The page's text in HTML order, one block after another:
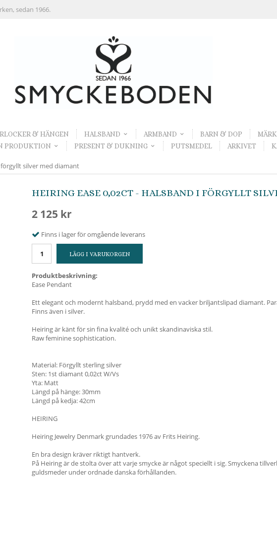
sedan 1966.
& HÄNGEN HALSBAND ARMBAND BARN & DOP
PRODUKTION PRESENT & DUKNING PUTSMEDEL ARKIVET
förgyllt silver med diamant
HEIRING EASE 0,02CT - HALSBAND I FÖRGYLLT
2 125 kr
Finns i lager för omgående leverans
LÄGG I VARUKORGEN
Produktbeskrivning:
Ease Pendant
Ett elegant och modernt halsband, prydd med en vacker briljantslipad diamant.
Finns även i silver.
Heiring är känt för sin fina kvalité och unikt skandinaviska stil.
Raw feminine sophistication.
Material: Förgyllt sterling silver
Sten: 1st diamant 0,02ct W/Vs
Yta: Matt
Längd på hänge: 30mm
Längd på kedja: 42cm
HEIRING
Heiring Jewelry Denmark grundades 1976 av Frits Heiring.
En bra design kräver riktigt hantverk.
På Heiring är de stolta över att varje smycke är något speciellt i sig. Smyckena
guldsmeder under ordnade danska förhållanden.